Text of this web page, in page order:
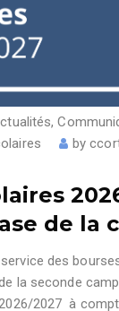
,
by
de la
des
la seconde
2027 à